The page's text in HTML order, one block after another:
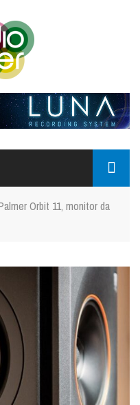
Orbit 11, monitor da